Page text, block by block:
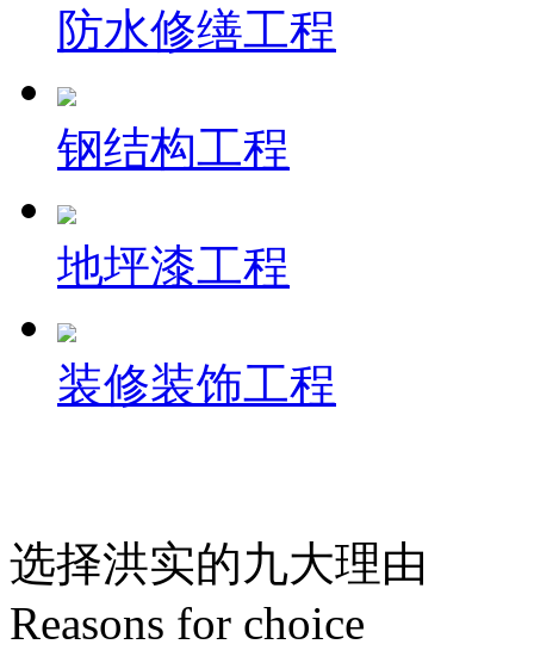
防水修缮工程
钢结构工程
地坪漆工程
装修装饰工程
选择洪实的九大理由
Reasons for choice